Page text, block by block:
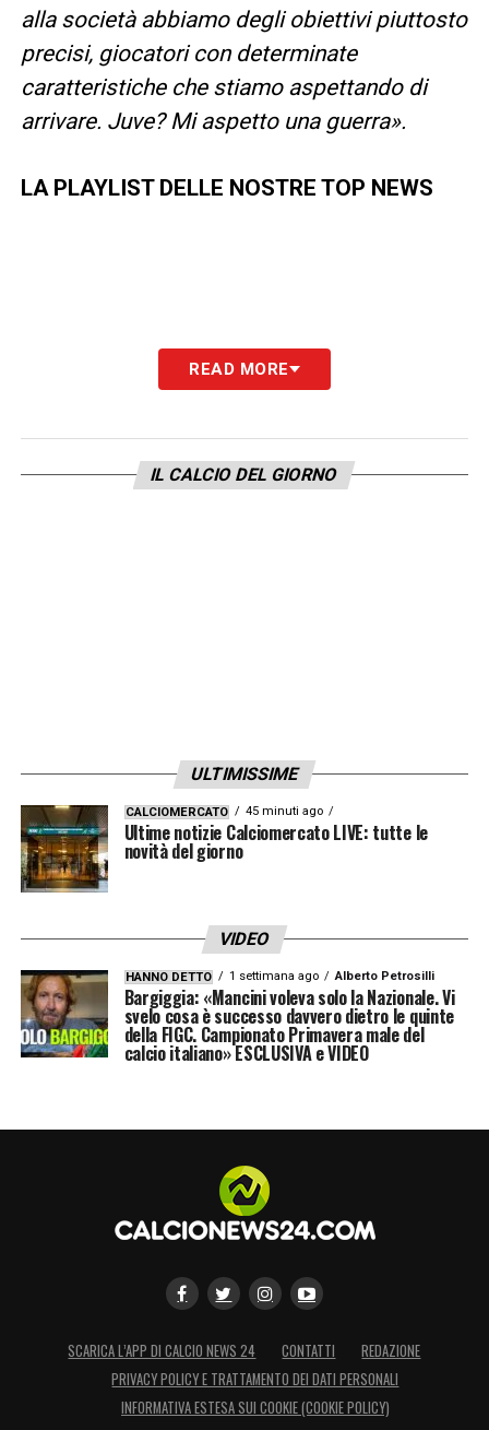
alla società abbiamo degli obiettivi piuttosto
precisi, giocatori con determinate
caratteristiche che stiamo aspettando di
arrivare. Juve? Mi aspetto una guerra».
LA PLAYLIST DELLE NOSTRE TOP NEWS
READ MORE
IL CALCIO DEL GIORNO
ULTIMISSIME
CALCIOMERCATO 45 minuti ago
Ultime notizie Calciomercato LIVE: tutte le
novità del giorno
VIDEO
HANNO DETTO 1 settimana ago Alberto Petrosilli
Bargiggia: «Mancini voleva solo la Nazionale. Vi
svelo cosa è successo davvero dietro le quinte
della FIGC. Campionato Primavera male del
calcio italiano» ESCLUSIVA e VIDEO
SCARICA L’APP DI CALCIO NEWS 24 CONTATTI
REDAZIONE
PRIVACY POLICY E TRATTAMENTO DEI DATI PERSONALI
INFORMATIVA ESTESA SUI COOKIE (COOKIE POLICY)